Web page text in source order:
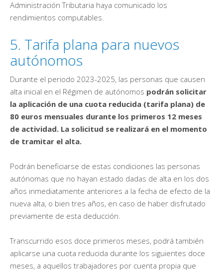
Administración Tributaria haya comunicado los
rendimientos computables.
5. Tarifa plana para nuevos
autónomos
Durante el periodo 2023-2025, las personas que causen
alta inicial en el Régimen de autónomos podrán solicitar
la aplicación de una cuota reducida (tarifa plana) de
80 euros mensuales durante los primeros 12 meses
de actividad. La solicitud se realizará en el momento
de tramitar el alta.
Podrán beneficiarse de estas condiciones las personas
autónomas que no hayan estado dadas de alta en los dos
años inmediatamente anteriores a la fecha de efecto de la
nueva alta, o bien tres años, en caso de haber disfrutado
previamente de esta deducción.
Transcurrido esos doce primeros meses, podrá también
aplicarse una cuota reducida durante los siguientes doce
meses, a aquellos trabajadores por cuenta propia que